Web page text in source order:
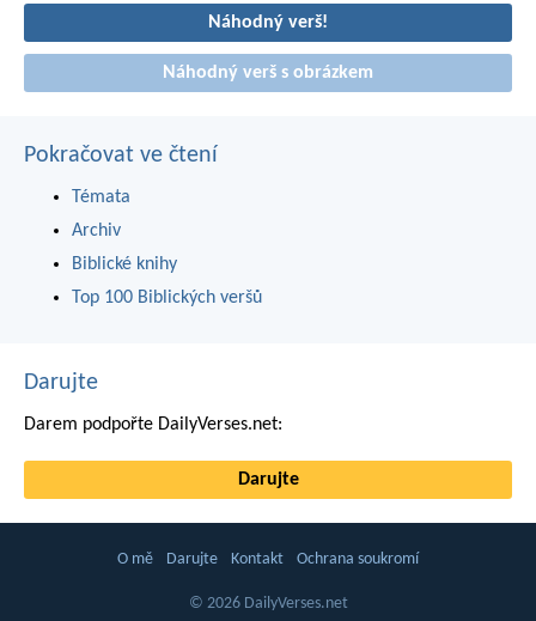
Náhodný verš!
Náhodný verš s obrázkem
Pokračovat ve čtení
Témata
Archiv
Biblické knihy
Top 100 Biblických veršů
Darujte
Darem podpořte DailyVerses.net:
Darujte
O mě Darujte Kontakt Ochrana soukromí
© 2026 DailyVerses.net